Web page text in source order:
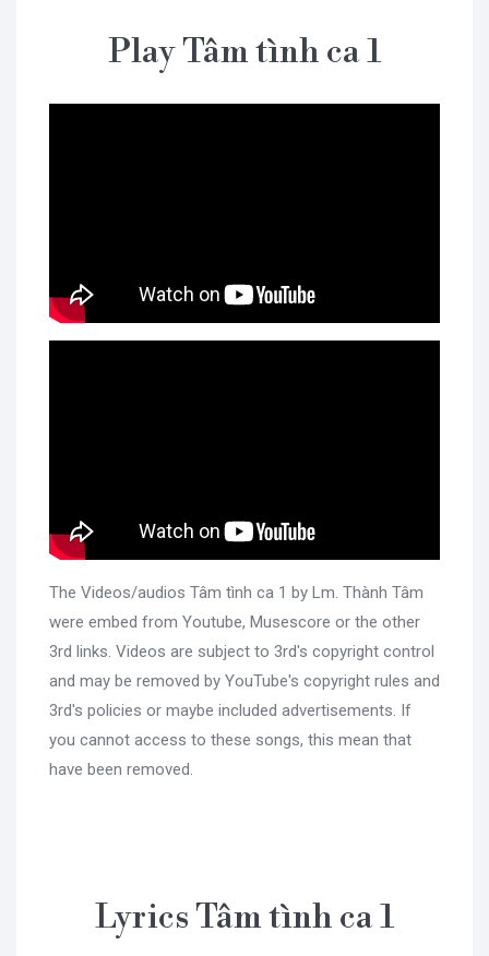
Play Tâm tình ca 1
The Videos/audios Tâm tình ca 1 by Lm. Thành Tâm
were embed from Youtube, Musescore or the other
3rd links. Videos are subject to 3rd's copyright control
and may be removed by YouTube's copyright rules and
3rd's policies or maybe included advertisements. If
you cannot access to these songs, this mean that
have been removed.
Lyrics Tâm tình ca 1